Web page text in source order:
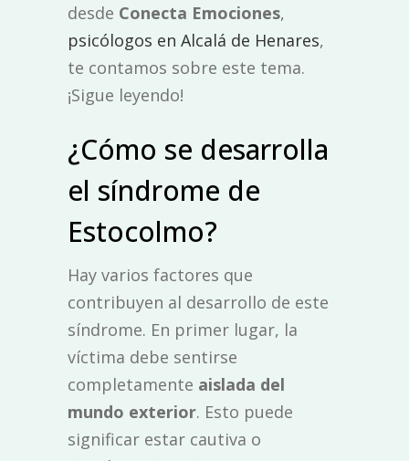
desde Conecta Emociones,
psicólogos en Alcalá de Henares,
te contamos sobre este tema.
¡Sigue leyendo!
¿Cómo se desarrolla
el síndrome de
Estocolmo?
Hay varios factores que
contribuyen al desarrollo de este
síndrome. En primer lugar, la
víctima debe sentirse
completamente aislada del
mundo exterior. Esto puede
significar estar cautiva o